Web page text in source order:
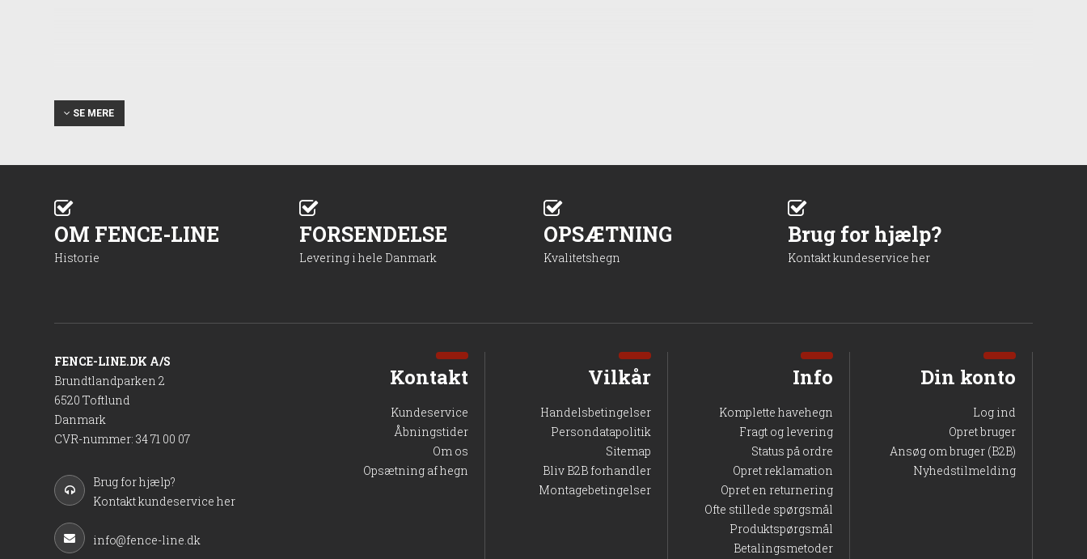
SE MERE
OM FENCE-LINE
Historie
FORSENDELSE
Levering i hele Danmark
OPSÆTNING
Kvalitetshegn
Brug for hjælp?
Kontakt kundeservice her
FENCE-LINE.DK A/S
Brundtlandparken 2
6520 Toftlund
Danmark
CVR-nummer: 34 71 00 07
Brug for hjælp?
Kontakt kundeservice her
info@fence-line.dk
Kontakt
Kundeservice
Åbningstider
Om os
Opsætning af hegn
Vilkår
Handelsbetingelser
Persondatapolitik
Sitemap
Bliv B2B forhandler
Montagebetingelser
Info
Komplette havehegn
Fragt og levering
Status på ordre
Opret reklamation
Opret en returnering
Ofte stillede spørgsmål
Produktspørgsmål
Betalingsmetoder
Din konto
Log ind
Opret bruger
Ansøg om bruger (B2B)
Nyhedstilmelding